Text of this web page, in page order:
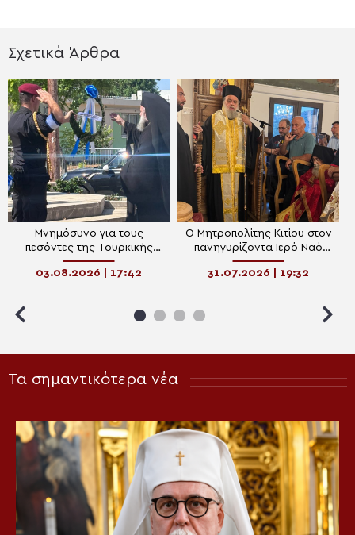
Σχετικά Άρθρα
Μνημόσυνο για τους
πεσόντες της Τουρκικής
Ανταρσίας και των μαχών
της Τηλλυρίας στη Λάρνακα
03.08.2026 | 17:42
Ο Μητροπολίτης Κιτίου στον
πανηγυρίζοντα Ιερό Ναό
Αγίας Άννης στο χωριό Αγία
Άννα
31.07.2026 | 19:32
Τα σημαντικότερα νέα